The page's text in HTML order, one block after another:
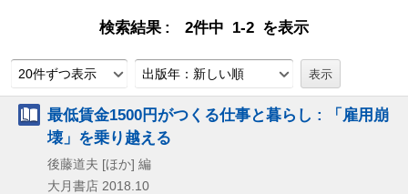
検索結果 2件中 1-2 を表示
20件ずつ表示 出版年：新しい順
最低賃金1500円がつくる仕事と暮らし : 「雇用崩
壊」を乗り越える
後藤道夫 [ほか] 編
大月書店 2018.10